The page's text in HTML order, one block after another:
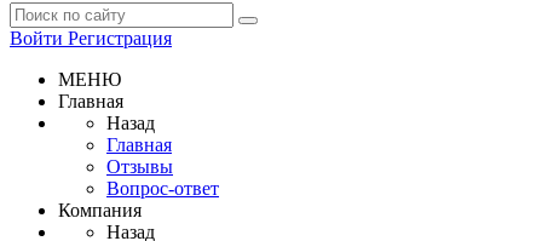
Войти Регистрация
МЕНЮ
Главная
Назад
Главная
Отзывы
Вопрос-ответ
Компания
Назад